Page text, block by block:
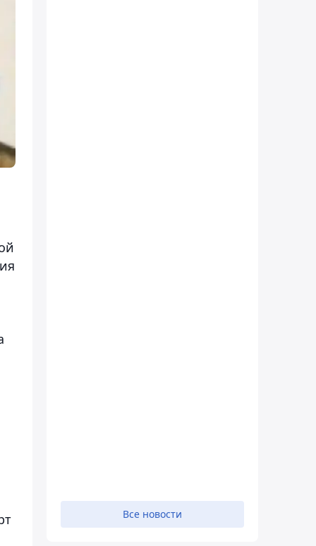
Все новости